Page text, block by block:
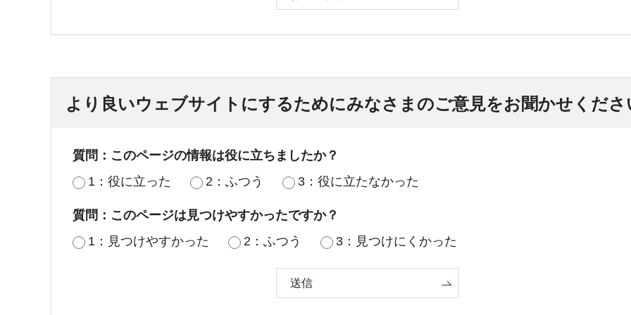
より良いウェブサイトにするためにみなさまのご意見をお聞かせくださ
質問：このページの情報は役に立ちましたか？
1：役に立った
2：ふつう 3：役に立たなかった
質問：このページは見つけやすかったですか？
1：見つけやすかった
2：ふつう 3：見つけにくかった